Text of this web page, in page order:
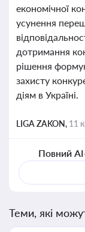
економічної
усунення
дотримання
рішення
захисту
діям в Україні.
LIGA ZAKON, 11
Повний
Теми, які